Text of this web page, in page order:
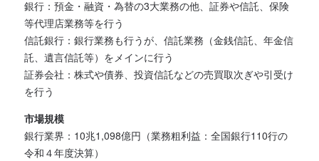
銀行：預金・融資・為替の3大業務の他、証券や信託、保険
等代理店業務等を行う
信託銀行：銀行業務も行うが、信託業務（金銭信託、年金信
託、遺言信託等）をメインに行う
証券会社：株式や債券、投資信託などの売買取次ぎや引受け
を行う
市場規模
銀行業界：10兆1,098億円（業務粗利益：全国銀行110行の
令和４年度決算）